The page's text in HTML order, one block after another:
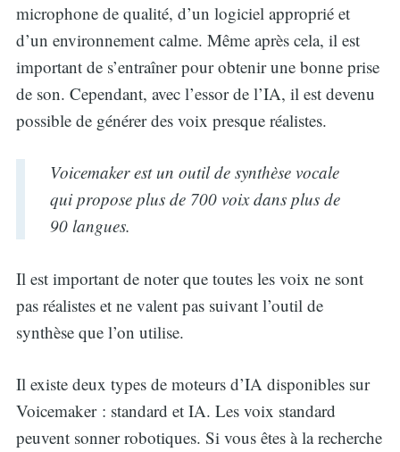
microphone de qualité, d’un logiciel approprié et
d’un environnement calme. Même après cela, il est
important de s’entraîner pour obtenir une bonne prise
de son. Cependant, avec l’essor de l’IA, il est devenu
possible de générer des voix presque réalistes.
Voicemaker est un outil de synthèse vocale
qui propose plus de 700 voix dans plus de
90 langues.
Il est important de noter que toutes les voix ne sont
pas réalistes et ne valent pas suivant l’outil de
synthèse que l’on utilise.
Il existe deux types de moteurs d’IA disponibles sur
Voicemaker : standard et IA. Les voix standard
peuvent sonner robotiques. Si vous êtes à la recherche